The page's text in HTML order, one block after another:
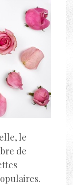
le
de